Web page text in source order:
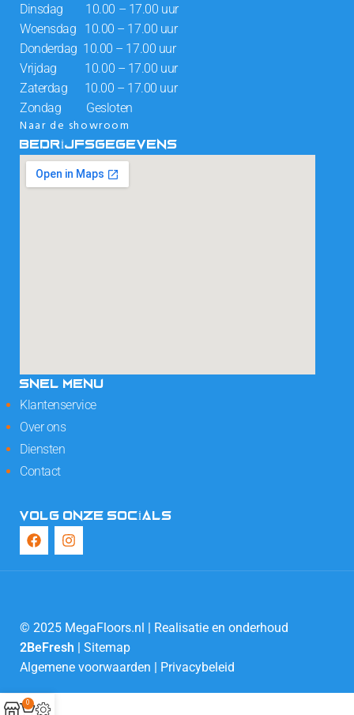
Dinsdag 10.00 – 17.00 uur
Woensdag 10.00 – 17.00 uur
Donderdag 10.00 – 17.00 uur
Vrijdag 10.00 – 17.00 uur
Zaterdag 10.00 – 17.00 uur
Zondag Gesloten
Naar de showroom
BEDRIJFSGEGEVENS
SNEL MENU
Klantenservice
Over ons
Diensten
Contact
VOLG ONZE SOCIALS
© 2025 MegaFloors.nl | Realisatie en onderhoud
2BeFresh
Sitemap
Algemene voorwaarden
Privacybeleid
0